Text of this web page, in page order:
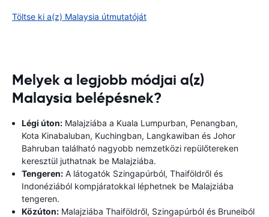
Töltse ki a(z) Malaysia útmutatóját
Melyek a legjobb módjai a(z)
Malaysia belépésnek?
Légi úton: Malajziába a Kuala Lumpurban, Penangban,
Kota Kinabaluban, Kuchingban, Langkawiban és Johor
Bahruban található nagyobb nemzetközi repülőtereken
keresztül juthatnak be Malajziába.
Tengeren: A látogatók Szingapúrból, Thaiföldről és
Indonéziából kompjáratokkal léphetnek be Malajziába
tengeren.
Közúton: Malajziába Thaiföldről, Szingapúrból és Bruneiból